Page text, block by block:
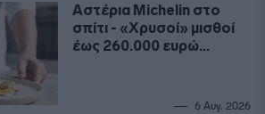
Αστέρια Michelin στο
σπίτι - «Χρυσοί» μισθοί
έως 260.000 ευρώ
6 Αυγ. 2026